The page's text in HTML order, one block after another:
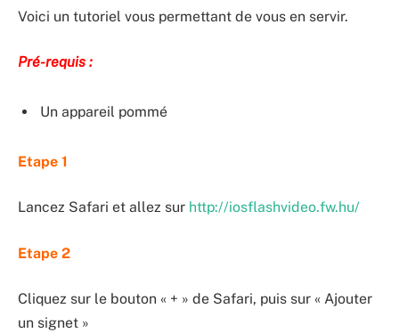
Voici un tutoriel vous permettant de vous en servir.
Pré-requis :
Un appareil pommé
Etape 1
Lancez Safari et allez sur http://iosflashvideo.fw.hu/
Etape 2
Cliquez sur le bouton « + » de Safari, puis sur « Ajouter
un signet »